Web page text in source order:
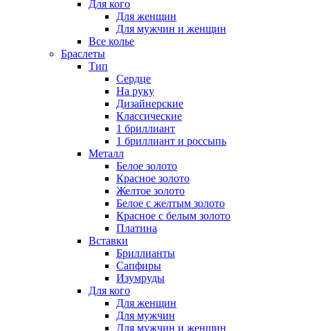
Для кого
Для женщин
Для мужчин и женщин
Все колье
Браслеты
Тип
Сердце
На руку
Дизайнерские
Классические
1 бриллиант
1 бриллиант и россыпь
Металл
Белое золото
Красное золото
Желтое золото
Белое с желтым золото
Красное с белым золото
Платина
Вставки
Бриллианты
Сапфиры
Изумруды
Для кого
Для женщин
Для мужчин
Для мужчин и женщин